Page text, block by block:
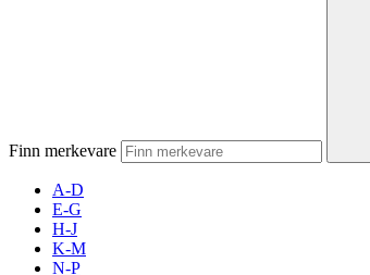
Helse
Finn merkevare
A-D
E-G
H-J
K-M
N-P